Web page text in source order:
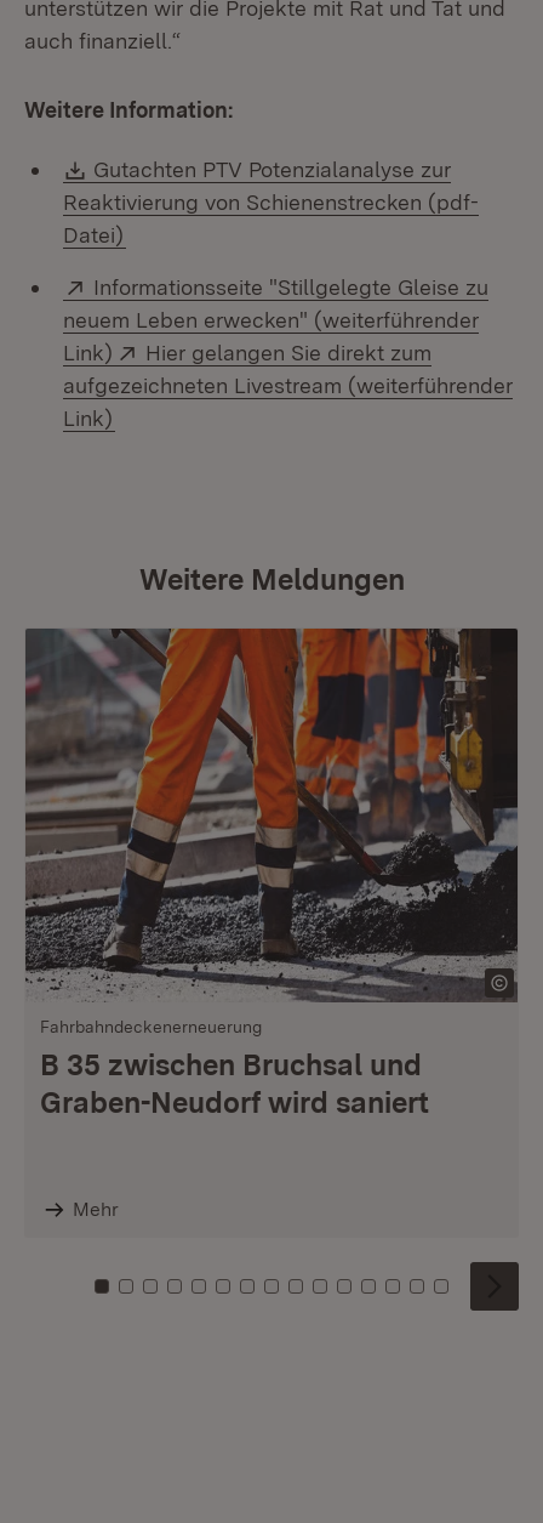
unterstützen wir die Projekte mit Rat und Tat und
auch finanziell.“
Weitere Information:
Download:
Gutachten PTV Potenzialanalyse zur
Reaktivierung von Schienenstrecken (pdf-
Datei)
Extern:
Informationsseite "Stillgelegte Gleise zu
neuem Leben erwecken" (weiterführender
Link) (Öffnet in neuem Fenster)
Extern:
Hier gelangen Sie direkt zum
aufgezeichneten Livestream (weiterführender
Link)
Weitere Meldungen
Fahrbahndeckenerneuerung
B 35 zwischen Bruchsal und
Graben-Neudorf wird saniert
Mehr
Zu Kachel: 0
Zu Kachel: 1
Zu Kachel: 2
Zu Kachel: 3
Zu Kachel: 4
Zu Kachel: 5
Zu Kachel: 6
Zu Kachel: 7
Zu Kachel: 8
Zu Kachel: 9
Zu Kachel: 10
Zu Kachel: 11
Zu Kachel: 12
Zu Kachel:
Zu